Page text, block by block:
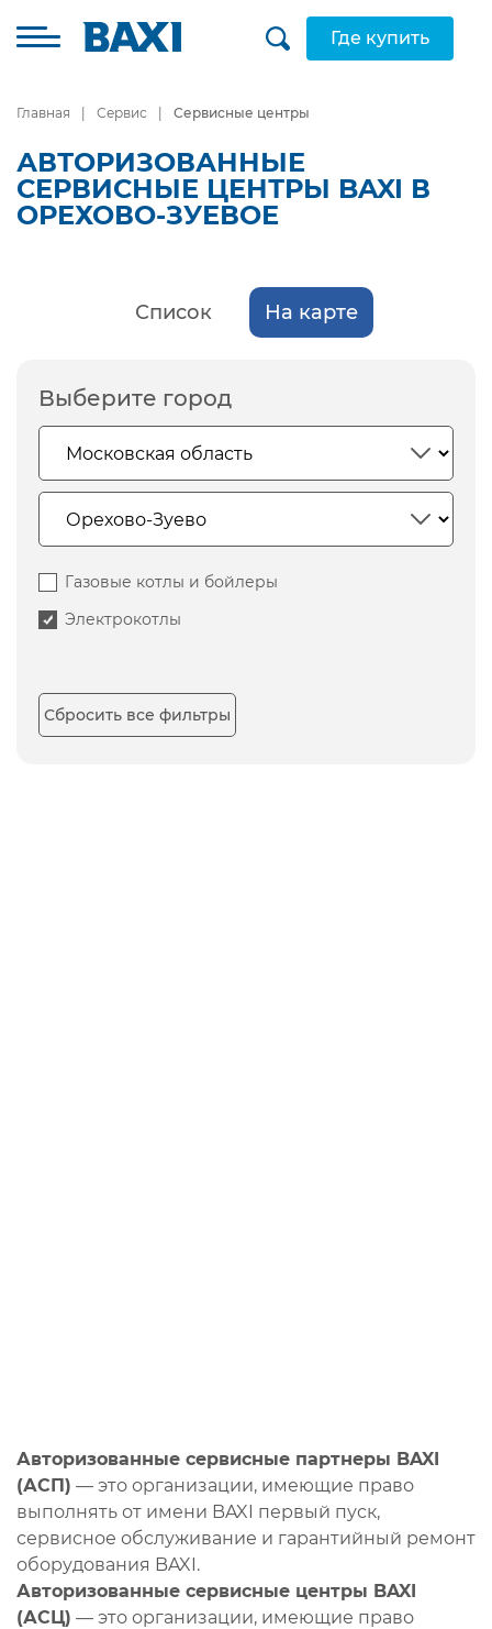
Где купить
Главная Сервис Сервисные центры
АВТОРИЗОВАННЫЕ
СЕРВИСНЫЕ ЦЕНТРЫ BAXI В
ОРЕХОВО-ЗУЕВОЕ
Список На карте
Выберите город
Газовые котлы и бойлеры
Электрокотлы
Сбросить все фильтры
Авторизованные сервисные партнеры BAXI
(АСП) — это организации, имеющие право
выполнять от имени BAXI первый пуск,
сервисное обслуживание и гарантийный ремонт
оборудования BAXI.
Авторизованные сервисные центры BAXI
(АСЦ) — это организации, имеющие право